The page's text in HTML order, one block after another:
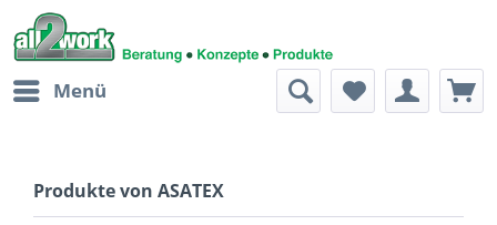
Menü
Produkte von ASATEX